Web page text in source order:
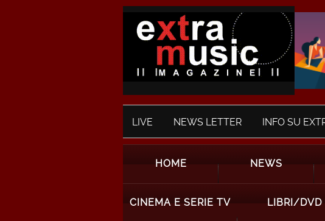
LIVE NEWS LETTER INFO SU
HOME NEWS
CINEMA E SERIE TV LIBRI/DVD